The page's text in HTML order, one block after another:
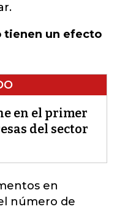
tienen un efecto
en el primer
del sector
en
número de